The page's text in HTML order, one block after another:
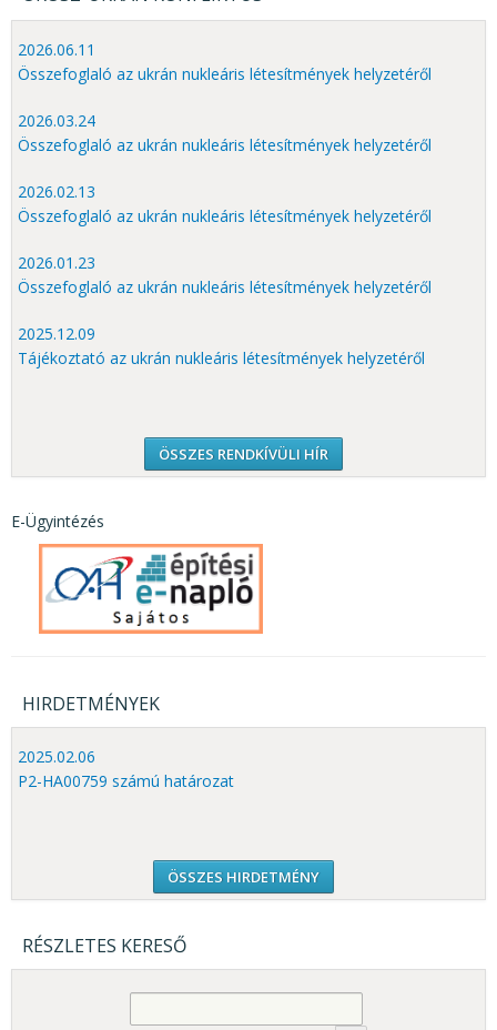
2026.06.11
Összefoglaló az ukrán nukleáris létesítmények helyzetéről
2026.03.24
Összefoglaló az ukrán nukleáris létesítmények helyzetéről
2026.02.13
Összefoglaló az ukrán nukleáris létesítmények helyzetéről
2026.01.23
Összefoglaló az ukrán nukleáris létesítmények helyzetéről
2025.12.09
Tájékoztató az ukrán nukleáris létesítmények helyzetéről
ÖSSZES RENDKÍVÜLI HÍR
E-Ügyintézés
HIRDETMÉNYEK
2025.02.06
P2-HA00759 számú határozat
ÖSSZES HIRDETMÉNY
RÉSZLETES KERESŐ